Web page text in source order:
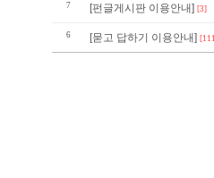
7 [펀글게시판 이용안내] [3]
6 [묻고 답하기 이용안내]